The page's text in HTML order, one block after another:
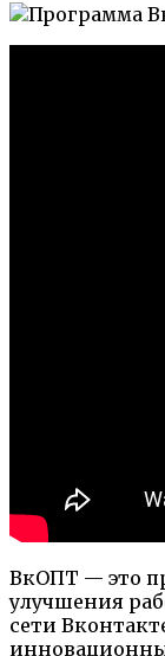
ВкОПТ — это
улучшения
сети